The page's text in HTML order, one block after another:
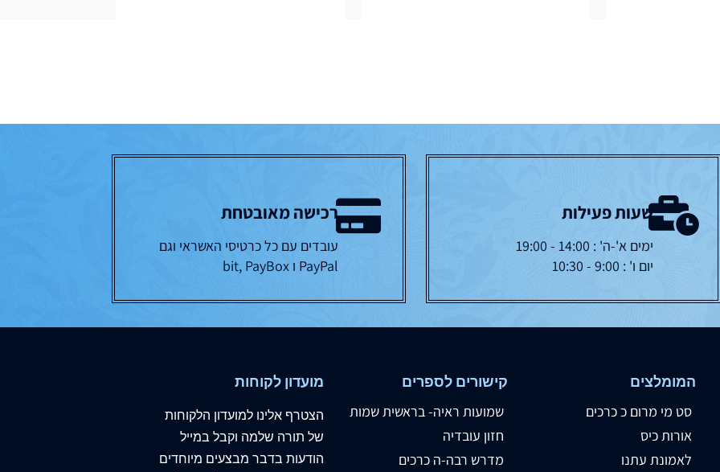
שעות פעילות
ימים א'-ה' : 14:00 - 19:00
יום ו' : 9:00 - 10:30
רכישה מאובטחת
עובדים עם כל כרטיסי האשראי וגם
PayPal ו bit, PayBox
המומלצים
סט מי מרום כ כרכים
אורות כיס
לאמונת עתנו
קישורים לספרים
שמועות ראיה- בראשית שמות
חזון עובדיה
מדרש רבה-ה כרכים
מועדון לקוחות
הצטרף אלינו למועדון הלקוחות
של תורה שלמה וקבל במייל
הודעות בדבר מבצעים מיוחדים